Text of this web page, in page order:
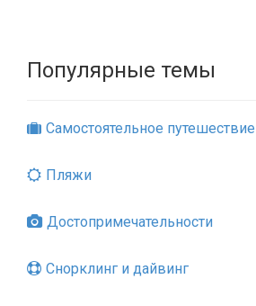
Популярные темы
Самостоятельное путешествие
Пляжи
Достопримечательности
Снорклинг и дайвинг